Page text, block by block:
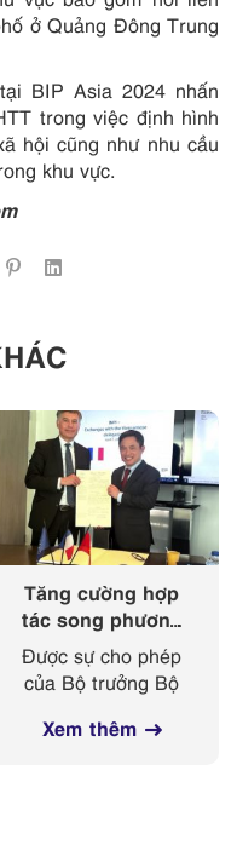
ở Quảng Đông Trung
BIP Asia 2024 nhấn
trong việc định hình
hội cũng như nhu cầu
khu vực.
Tăng cường hợp
tác song phương
giữa Cục Sở hữu
trí tuệ với Viện
Sở hữu công
nghiệp Cộng
Được sự cho phép
của Bộ trưởng Bộ
Công nghệ, từ
Xem thêm